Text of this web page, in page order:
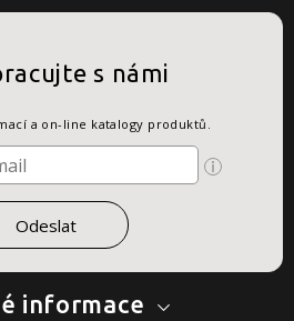
informace
s námi
a on-line katalogy produktů.